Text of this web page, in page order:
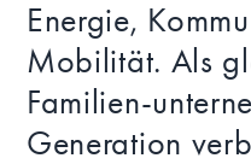
Energie,
Mobilität. Als
Familien-
Generation